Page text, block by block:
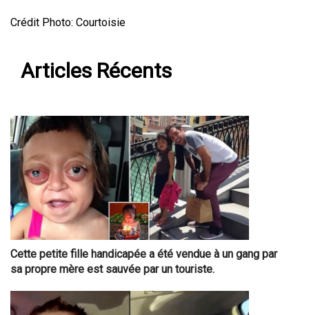
Crédit Photo: Courtoisie
Articles Récents
Cette petite fille handicapée a été vendue à un gang par
sa propre mère est sauvée par un touriste.